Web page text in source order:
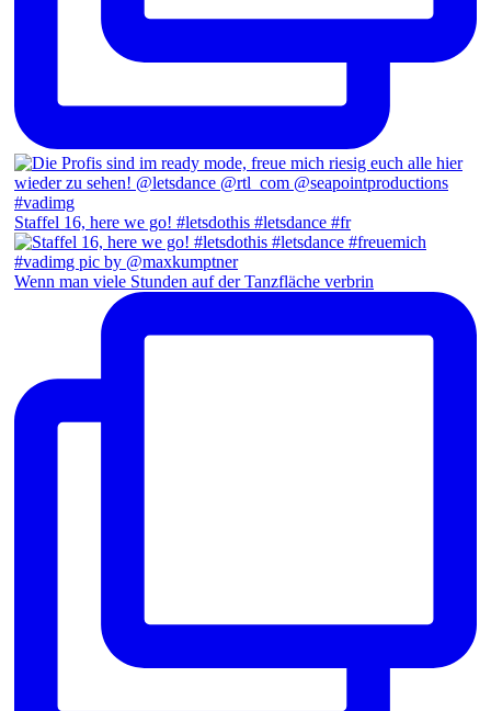
Staffel 16, here we go! #letsdothis #letsdance #fr
Wenn man viele Stunden auf der Tanzfläche verbrin